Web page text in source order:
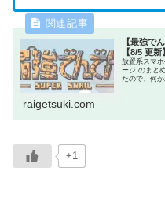
【最強で
【8/5 更新
放置系スマ
ージ のまと
たので、何
raigetsuki.com
+1